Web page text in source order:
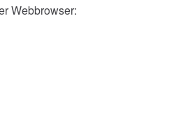
Webbrowser: